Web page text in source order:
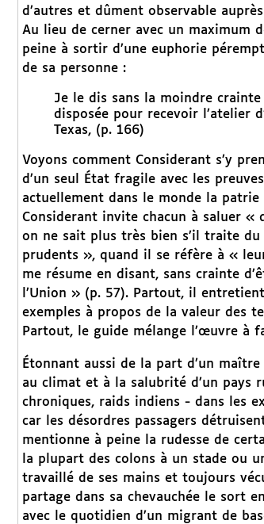
d’autres et dûment observable
Au lieu de cerner avec un maximum
peine à sortir d’une euphorie
de sa personne :
Je le dis sans la moindre
disposée pour recevoir l’atelier
Texas, (p. 166)
Voyons comment Considerant s’y
d’un seul État fragile avec les
actuellement dans le monde la
Considerant invite chacun à saluer «
on ne sait plus très bien s’il traite du
prudents », quand il se réfère à «
me résume en disant, sans crainte
l’Union » (p. 57). Partout, il
exemples à propos de la valeur des
Partout, le guide mélange l’œuvre à
Étonnant aussi de la part d’un
au climat et à la salubrité d’un pays
chroniques, raids indiens - dans les
car les désordres passagers
mentionne à peine la rudesse de
la plupart des colons à un stade ou
travaillé de ses mains et toujours
partage dans sa chevauchée le sort
avec le quotidien d’un migrant de